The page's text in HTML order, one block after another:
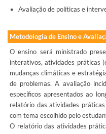
Avaliação de políticas e
Metodologia de Ensino e
O ensino será ministrado
interativos, atividades práticas
mudanças climáticas e
de problemas. A avaliação
específicos apresentados ao
relatório das atividades
com tema escolhido pelo
O relatório das atividades